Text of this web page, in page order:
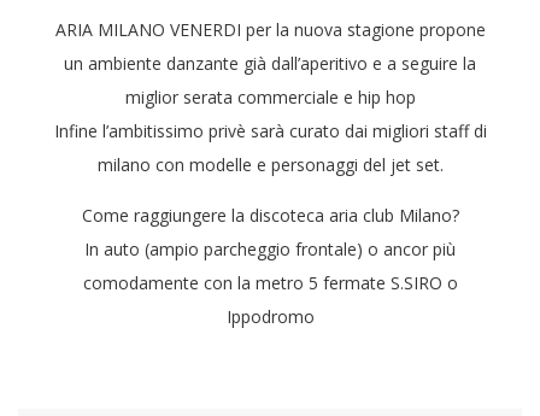
ARIA MILANO VENERDI per la nuova stagione propone
un ambiente danzante già dall’aperitivo e a seguire la
miglior serata commerciale e hip hop
Infine l’ambitissimo privè sarà curato dai migliori staff di
milano con modelle e personaggi del jet set.
Come raggiungere la discoteca aria club Milano?
In auto (ampio parcheggio frontale) o ancor più
comodamente con la metro 5 fermate S.SIRO o
Ippodromo